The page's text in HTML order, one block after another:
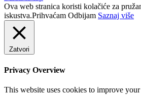
Ova web stranica koristi kolačiće za
iskustva.Prihvaćam Odbijam Saznaj više
Zatvori
Privacy Overview
This website uses cookies to improve